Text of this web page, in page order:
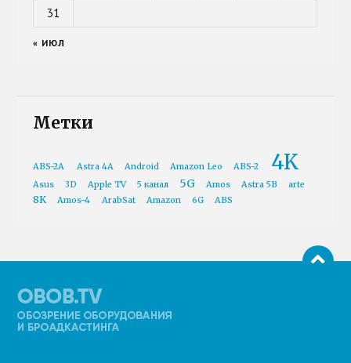
31
« ИЮЛ
Метки
ABS-2A Astra 4A Android Amazon Leo ABS-2 4K
Asus 3D Apple TV 5 канал 5G Amos Astra 5B arte
8K Amos-4 ArabSat Amazon 6G ABS